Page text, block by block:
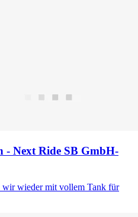
- Next Ride SB GmbH-
wieder mit vollem Tank für